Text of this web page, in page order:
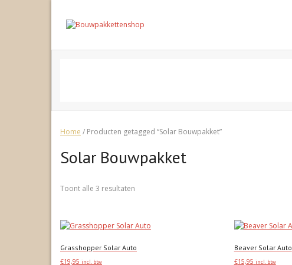
content
Home / Producten getagged “Solar Bouwpakket”
Solar Bouwpakket
Toont alle 3 resultaten
Grasshopper Solar Auto
€19,95 incl. btw
Beaver Solar Auto
€15,95 incl. btw